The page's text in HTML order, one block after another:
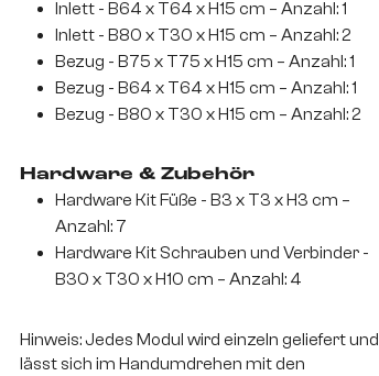
Inlett - B64 x T64 x H15 cm – Anzahl: 1
Inlett - B80 x T30 x H15 cm – Anzahl: 2
Bezug - B75 x T75 x H15 cm – Anzahl: 1
Bezug - B64 x T64 x H15 cm – Anzahl: 1
Bezug - B80 x T30 x H15 cm – Anzahl: 2
Hardware & Zubehör
Hardware Kit Füße - B3 x T3 x H3 cm –
Anzahl: 7
Hardware Kit Schrauben und Verbinder -
B30 x T30 x H10 cm – Anzahl: 4
Hinweis: Jedes Modul wird einzeln geliefert und
lässt sich im Handumdrehen mit den